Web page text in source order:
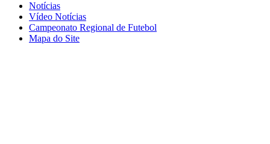
»Sábado, 22 Junho 2024 10:57
[Vídeo] Acidente de viação em São Filipe – Fogo
Notícias
Vídeo Notícias
Campeonato Regional de Futebol
Mapa do Site